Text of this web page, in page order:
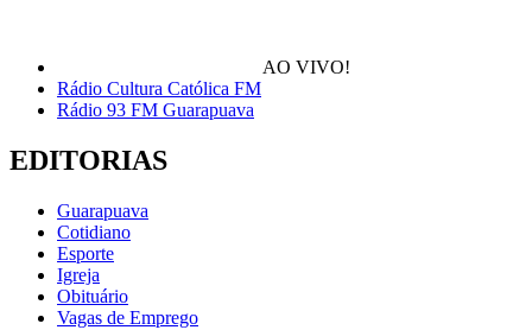
AO VIVO!
Rádio Cultura Católica FM
Rádio 93 FM Guarapuava
EDITORIAS
Guarapuava
Cotidiano
Esporte
Igreja
Obituário
Vagas de Emprego